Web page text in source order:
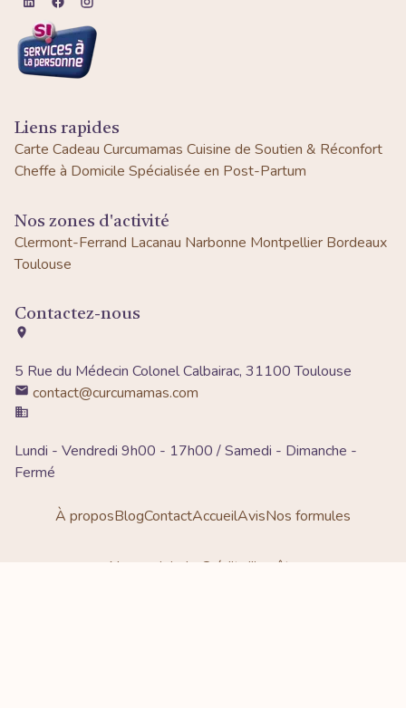
Liens rapides
Carte Cadeau Curcumamas Cuisine de Soutien & Réconfort
Cheffe à Domicile Spécialisée en Post-Partum
Nos zones d'activité
Clermont-Ferrand Lacanau Narbonne Montpellier Bordeaux
Toulouse
Contactez-nous
5 Rue du Médecin Colonel Calbairac, 31100 Toulouse
contact@curcumamas.com
Lundi - Vendredi 9h00 - 17h00 / Samedi - Dimanche -
Fermé
À proposBlogContactAccueilAvisNos formules
Nous rejoindre Crédit d'impôts